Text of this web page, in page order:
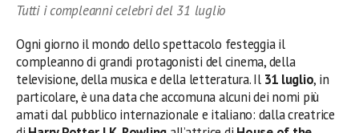
Tutti i compleanni celebri del 31 luglio
Ogni giorno il mondo dello spettacolo festeggia il
compleanno di grandi protagonisti del cinema, della
televisione, della musica e della letteratura. Il 31 luglio, in
particolare, è una data che accomuna alcuni dei nomi più
amati dal pubblico internazionale e italiano: dalla creatrice